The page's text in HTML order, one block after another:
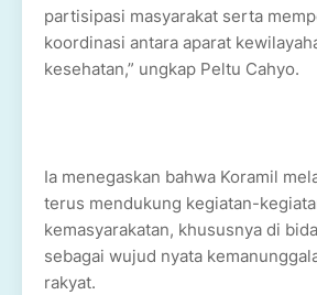
partisipasi masyarakat serta
koordinasi antara aparat
kesehatan,” ungkap Peltu Cahyo.
Ia menegaskan bahwa Koramil
terus mendukung kegiatan-
kemasyarakatan, khususnya di
sebagai wujud nyata
rakyat.